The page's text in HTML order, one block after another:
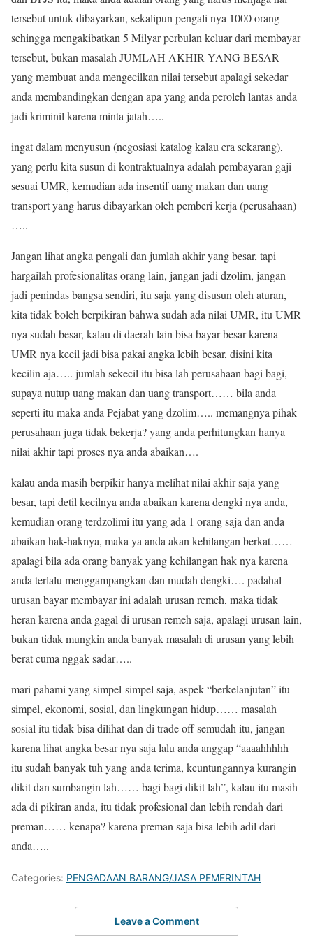
tersebut untuk dibayarkan, sekalipun pengali nya 1000 orang
sehingga mengakibatkan 5 Milyar perbulan keluar dari membayar
tersebut, bukan masalah JUMLAH AKHIR YANG BESAR
yang membuat anda mengecilkan nilai tersebut apalagi sekedar
anda membandingkan dengan apa yang anda peroleh lantas anda
jadi kriminil karena minta jatah…..
ingat dalam menyusun (negosiasi katalog kalau era sekarang),
yang perlu kita susun di kontraktualnya adalah pembayaran gaji
sesuai UMR, kemudian ada insentif uang makan dan uang
transport yang harus dibayarkan oleh pemberi kerja (perusahaan)
…..
Jangan lihat angka pengali dan jumlah akhir yang besar, tapi
hargailah profesionalitas orang lain, jangan jadi dzolim, jangan
jadi penindas bangsa sendiri, itu saja yang disusun oleh aturan,
kita tidak boleh berpikiran bahwa sudah ada nilai UMR, itu UMR
nya sudah besar, kalau di daerah lain bisa bayar besar karena
UMR nya kecil jadi bisa pakai angka lebih besar, disini kita
kecilin aja….. jumlah sekecil itu bisa lah perusahaan bagi bagi,
supaya nutup uang makan dan uang transport…… bila anda
seperti itu maka anda Pejabat yang dzolim….. memangnya pihak
perusahaan juga tidak bekerja? yang anda perhitungkan hanya
nilai akhir tapi proses nya anda abaikan….
kalau anda masih berpikir hanya melihat nilai akhir saja yang
besar, tapi detil kecilnya anda abaikan karena dengki nya anda,
kemudian orang terdzolimi itu yang ada 1 orang saja dan anda
abaikan hak-haknya, maka ya anda akan kehilangan berkat……
apalagi bila ada orang banyak yang kehilangan hak nya karena
anda terlalu menggampangkan dan mudah dengki…. padahal
urusan bayar membayar ini adalah urusan remeh, maka tidak
heran karena anda gagal di urusan remeh saja, apalagi urusan lain,
bukan tidak mungkin anda banyak masalah di urusan yang lebih
berat cuma nggak sadar…..
mari pahami yang simpel-simpel saja, aspek “berkelanjutan” itu
simpel, ekonomi, sosial, dan lingkungan hidup…… masalah
sosial itu tidak bisa dilihat dan di trade off semudah itu, jangan
karena lihat angka besar nya saja lalu anda anggap “aaaahhhhh
itu sudah banyak tuh yang anda terima, keuntungannya kurangin
dikit dan sumbangin lah…… bagi bagi dikit lah”, kalau itu masih
ada di pikiran anda, itu tidak profesional dan lebih rendah dari
preman…… kenapa? karena preman saja bisa lebih adil dari
anda…..
Categories: PENGADAAN BARANG/JASA PEMERINTAH
Leave a Comment